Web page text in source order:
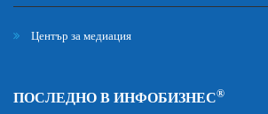
Център за медиация
ПОСЛЕДНО В ИНФОБИЗНЕС®